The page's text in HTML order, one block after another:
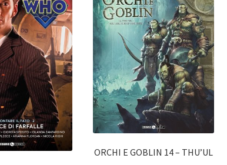
ORCHI E GOBLIN 14 – THU’UL